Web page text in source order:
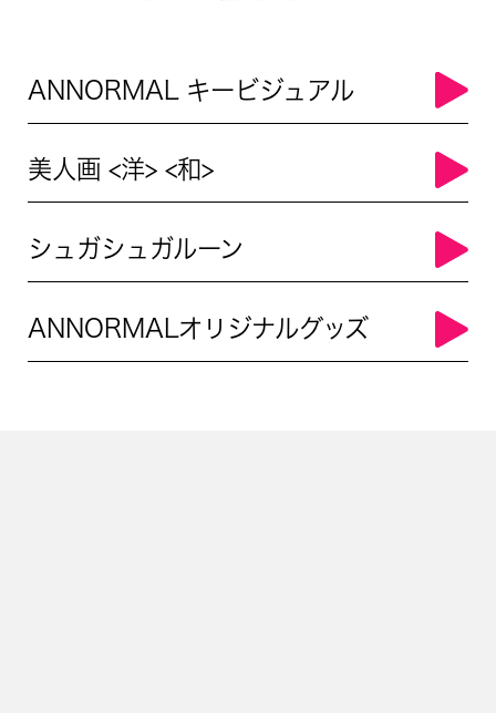
ANNORMAL キービジュアル
美人画 <洋> <和>
シュガシュガルーン
ANNORMALオリジナルグッズ